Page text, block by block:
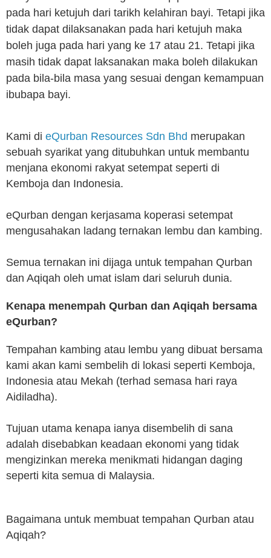
pada hari ketujuh dari tarikh kelahiran bayi. Tetapi jika
tidak dapat dilaksanakan pada hari ketujuh maka
boleh juga pada hari yang ke 17 atau 21. Tetapi jika
masih tidak dapat laksanakan maka boleh dilakukan
pada bila-bila masa yang sesuai dengan kemampuan
ibubapa bayi.
Kami di eQurban Resources Sdn Bhd merupakan
sebuah syarikat yang ditubuhkan untuk membantu
menjana ekonomi rakyat setempat seperti di
Kemboja dan Indonesia.
eQurban dengan kerjasama koperasi setempat
mengusahakan ladang ternakan lembu dan kambing.
Semua ternakan ini dijaga untuk tempahan Qurban
dan Aqiqah oleh umat islam dari seluruh dunia.
Kenapa menempah Qurban dan Aqiqah bersama
eQurban?
Tempahan kambing atau lembu yang dibuat bersama
kami akan kami sembelih di lokasi seperti Kemboja,
Indonesia atau Mekah (terhad semasa hari raya
Aidiladha).
Tujuan utama kenapa ianya disembelih di sana
adalah disebabkan keadaan ekonomi yang tidak
mengizinkan mereka menikmati hidangan daging
seperti kita semua di Malaysia.
Bagaimana untuk membuat tempahan Qurban atau
Aqiqah?